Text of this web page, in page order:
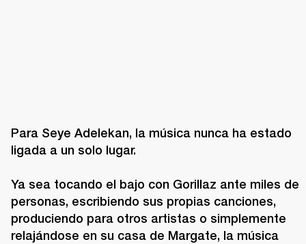
Para Seye Adelekan, la música nunca ha estado
ligada a un solo lugar.
Ya sea tocando el bajo con Gorillaz ante miles de
personas, escribiendo sus propias canciones,
produciendo para otros artistas o simplemente
relajándose en su casa de Margate, la música